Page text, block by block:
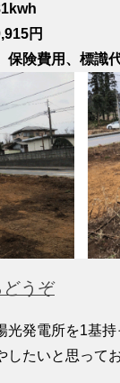
円
険費用、標識
うぞ
発電所を1基
たいと思って